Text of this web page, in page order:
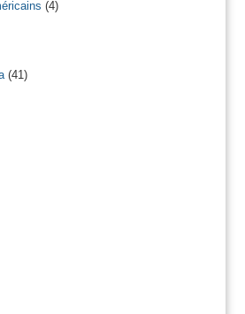
(4)
(41)